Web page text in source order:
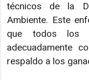
técnicos de la
Ambiente. Este
que todos los
adecuadamente
respaldo a los